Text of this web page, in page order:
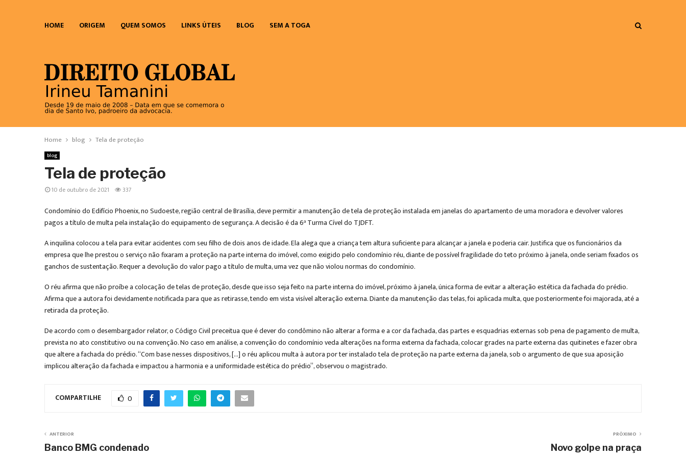
HOME ORIGEM QUEM SOMOS LINKS ÚTEIS BLOG SEM A TOGA
Home blog Tela de proteção
blog
Tela de proteção
10 de outubro de 2021 337
Condomínio do Edifício Phoenix, no Sudoeste, região central de Brasília, deve permitir a manutenção de tela de proteção instalada em janelas do apartamento de uma moradora e devolver valores
pagos a título de multa pela instalação do equipamento de segurança. A decisão é da 6ª Turma Cível do TJDFT.
A inquilina colocou a tela para evitar acidentes com seu filho de dois anos de idade. Ela alega que a criança tem altura suficiente para alcançar a janela e poderia cair. Justifica que os funcionários da
empresa que lhe prestou o serviço não fixaram a proteção na parte interna do imóvel, como exigido pelo condomínio réu, diante de possível fragilidade do teto próximo à janela, onde seriam fixados os
ganchos de sustentação. Requer a devolução do valor pago a título de multa, uma vez que não violou normas do condomínio.
O réu afirma que não proíbe a colocação de telas de proteção, desde que isso seja feito na parte interna do imóvel, próximo à janela, única forma de evitar a alteração estética da fachada do prédio.
Afirma que a autora foi devidamente notificada para que as retirasse, tendo em vista visível alteração externa. Diante da manutenção das telas, foi aplicada multa, que posteriormente foi majorada, até a
retirada da proteção.
De acordo com o desembargador relator, o Código Civil preceitua que é dever do condômino não alterar a forma e a cor da fachada, das partes e esquadrias externas sob pena de pagamento de multa,
prevista no ato constitutivo ou na convenção. No caso em análise, a convenção do condomínio veda alterações na forma externa da fachada, colocar grades na parte externa das quitinetes e fazer obra
que altere a fachada do prédio. “Com base nesses dispositivos, […] o réu aplicou multa à autora por ter instalado tela de proteção na parte externa da janela, sob o argumento de que sua aposição
implicou alteração da fachada e impactou a harmonia e a uniformidade estética do prédio”, observou o magistrado.
COMPARTILHE 0
ANTERIOR
Banco BMG condenado
PRÓXIMO
Novo golpe na praça